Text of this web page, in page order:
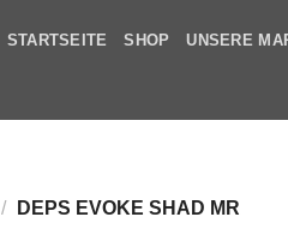
STARTSEITE SHOP UNSERE
/ DEPS EVOKE SHAD MR